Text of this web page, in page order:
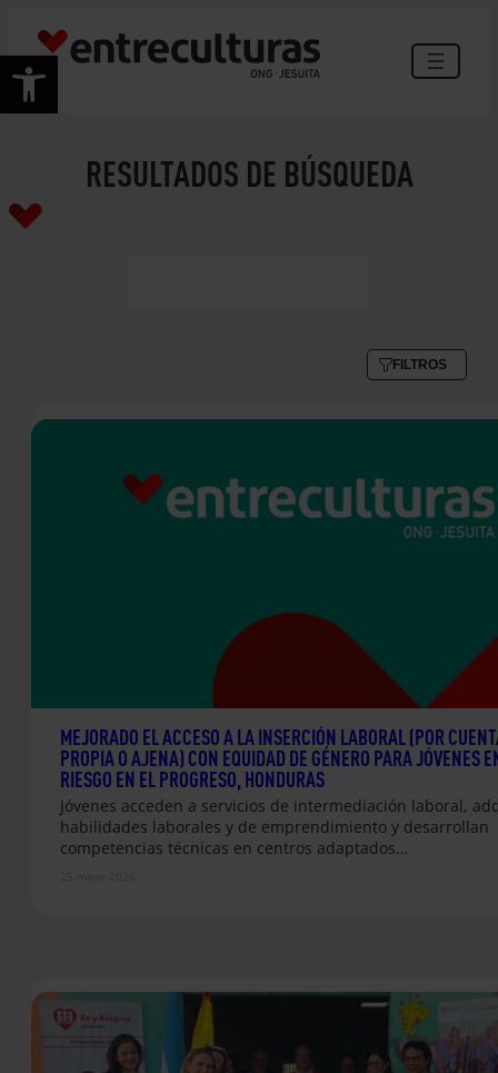
Abrir barra de herramientas
RESULTADOS DE BÚSQUEDA
FILTROS
MEJORADO EL ACCESO A LA INSERCIÓN LABORAL (POR
PROPIA O AJENA) CON EQUIDAD DE GÉNERO PARA JÓVENES
RIESGO EN EL PROGRESO, HONDURAS
Jóvenes acceden a servicios de intermediación laboral,
habilidades laborales y de emprendimiento y desarrollan
competencias técnicas en centros adaptados…